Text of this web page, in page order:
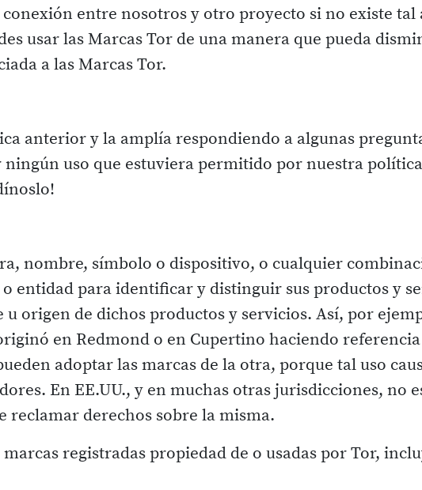
entre nosotros y otro proyecto si no existe tal
usar las Marcas Tor de una manera que pueda
a las Marcas Tor.
anterior y la amplía respondiendo a algunas
uso que estuviera permitido por nuestra
nombre, símbolo o dispositivo, o cualquier
entidad para identificar y distinguir sus productos y
origen de dichos productos y servicios. Así, por
en Redmond o en Cupertino haciendo
adoptar las marcas de la otra, porque tal uso
En EE.UU., y en muchas otras jurisdicciones, no
reclamar derechos sobre la misma.
registradas propiedad de o usadas por Tor,